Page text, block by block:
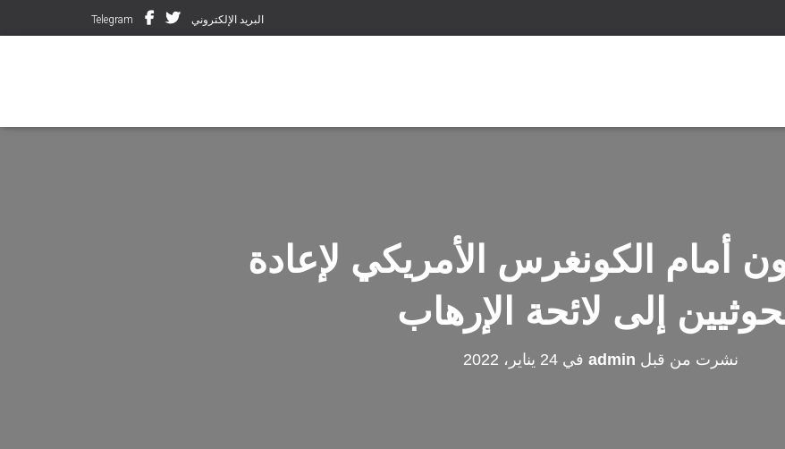
البريد الإلكتروني Telegram
أمام الكونغرس الأمريكي لإعادة
إلى لائحة الإرهاب
نشرت من قبل admin في 24 يناير، 2022